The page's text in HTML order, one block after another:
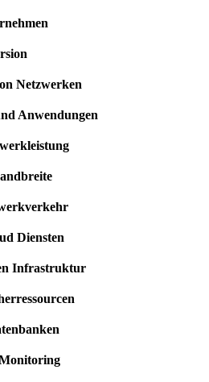
Netzwerken
Anwendungen
Diensten
Infrastruktur